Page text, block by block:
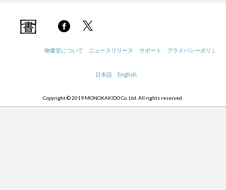
物書堂について ニュースリリース サポート プライバシーポリシー
日本語 English
Copyright © 2019 MONOKAKIDO Co. Ltd. All rights reserved.